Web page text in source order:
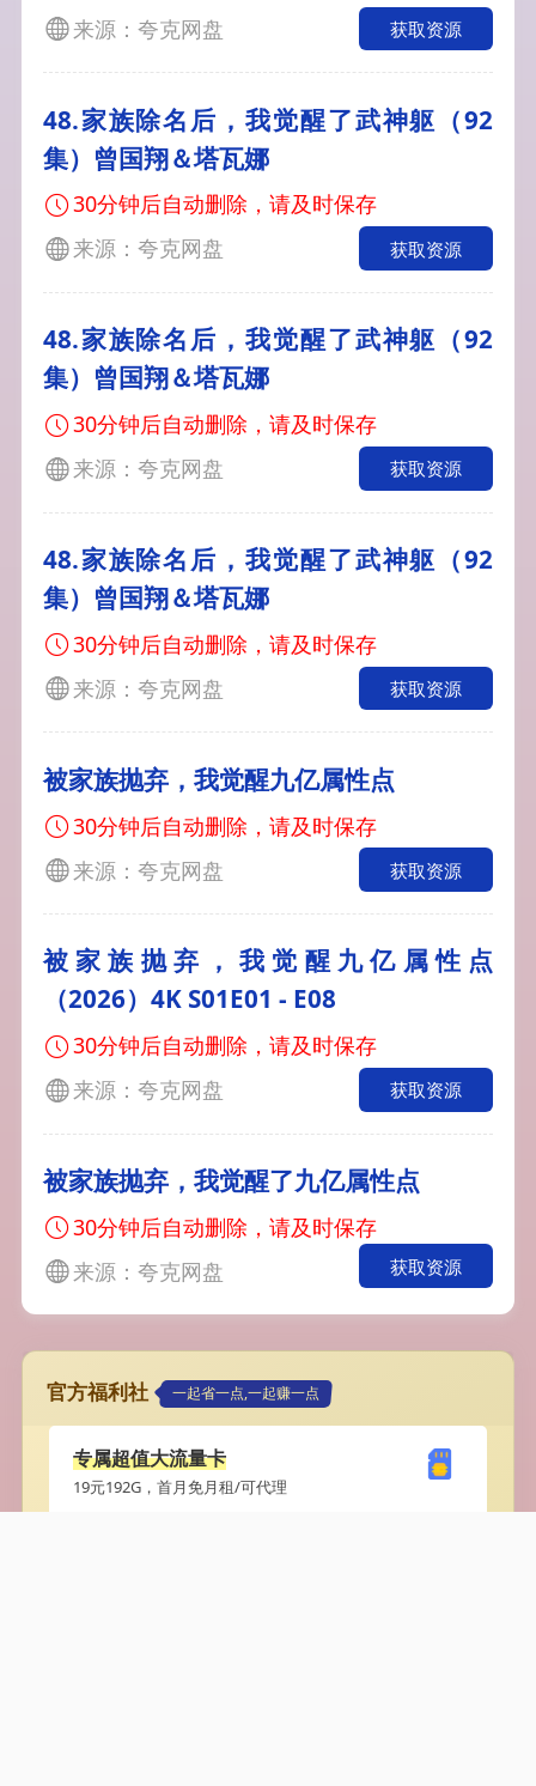
来源：夸克网盘
获取资源
48.家族除名后，我觉醒了武神躯（92
集）曾国翔＆塔瓦娜
30分钟后自动删除，请及时保存
来源：夸克网盘
获取资源
48.家族除名后，我觉醒了武神躯（92
集）曾国翔＆塔瓦娜
30分钟后自动删除，请及时保存
来源：夸克网盘
获取资源
48.家族除名后，我觉醒了武神躯（92
集）曾国翔＆塔瓦娜
30分钟后自动删除，请及时保存
来源：夸克网盘
获取资源
被家族抛弃，我觉醒九亿属性点
30分钟后自动删除，请及时保存
来源：夸克网盘
获取资源
被家族抛弃，我觉醒九亿属性点
（2026）4K S01E01 - E08
30分钟后自动删除，请及时保存
来源：夸克网盘
获取资源
被家族抛弃，我觉醒了九亿属性点
30分钟后自动删除，请及时保存
来源：夸克网盘
获取资源
官方福利社 一起省一点,一起赚一点
专属超值大流量卡
19元192G，首月免月租/可代理